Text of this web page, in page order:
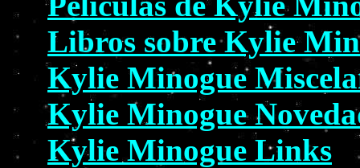
Libros sobre Kylie
Kylie Minogue
Kylie Minogue
Kylie Minogue Links